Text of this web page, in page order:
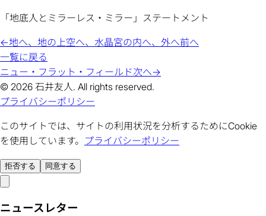
「地底人とミラーレス・ミラー」ステートメント
←地へ、地の上空へ、水晶宮の内へ、外へ前へ
一覧に戻る
ニュー・フラット・フィールド次へ→
© 2026 石井友人. All rights reserved.
プライバシーポリシー
このサイトでは、サイトの利用状況を分析するためにCookie
を使用しています。 プライバシーポリシー
拒否する 同意する
ニュースレター